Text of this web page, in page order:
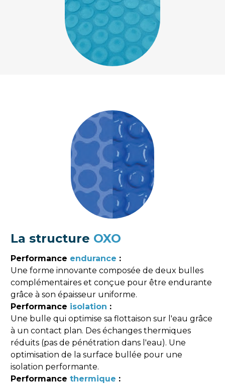
La structure OXO
Performance endurance :
Une forme innovante composée de deux bulles
complémentaires et conçue pour être endurante
grâce à son épaisseur uniforme.
Performance isolation :
Une bulle qui optimise sa flottaison sur l'eau grâce
à un contact plan. Des échanges thermiques
réduits (pas de pénétration dans l'eau). Une
optimisation de la surface bullée pour une
isolation performante.
Performance thermique :